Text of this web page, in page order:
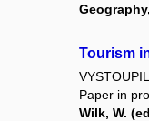
Tourism
Paper in
Wilk, W.